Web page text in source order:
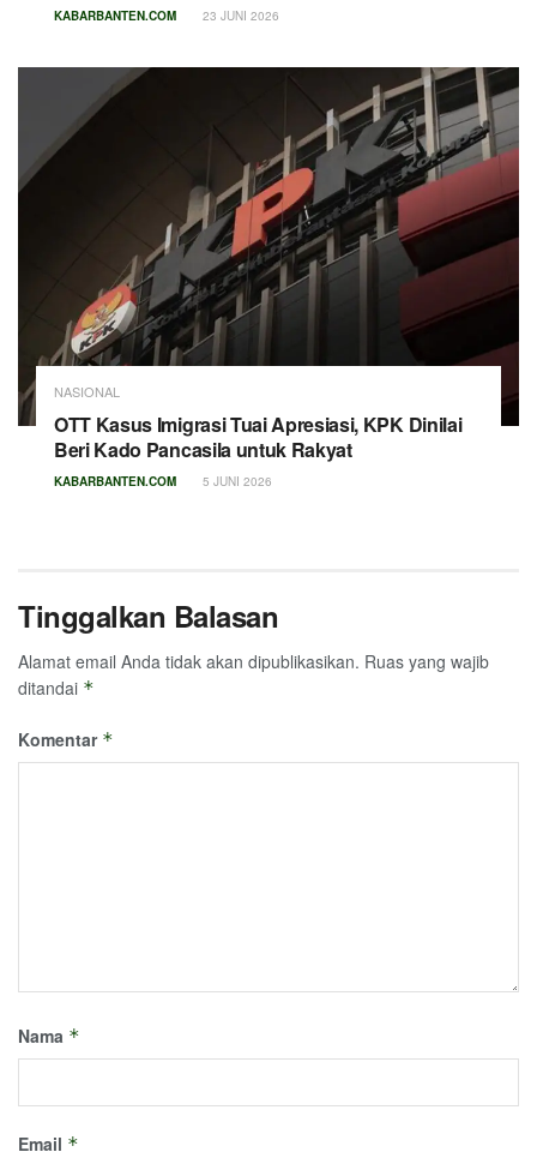
KABARBANTEN.COM 23 JUNI 2026
NASIONAL
OTT Kasus Imigrasi Tuai Apresiasi, KPK Dinilai
Beri Kado Pancasila untuk Rakyat
KABARBANTEN.COM 5 JUNI 2026
Tinggalkan Balasan
Alamat email Anda tidak akan dipublikasikan. Ruas yang wajib
ditandai *
Komentar *
Nama *
Email *